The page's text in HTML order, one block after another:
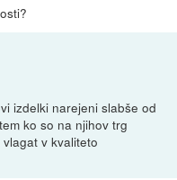
izdelki narejeni slabše od
ko so na njihov trg
v kvaliteto